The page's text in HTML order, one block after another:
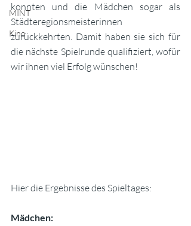
MINT
Kino
konnten und die Mädchen sogar als
Städteregionsmeisterinnen
zurückkehrten. Damit haben sie sich für
die nächste Spielrunde qualifiziert, wofür
wir ihnen viel Erfolg wünschen!
Hier die Ergebnisse des Spieltages:
Mädchen: